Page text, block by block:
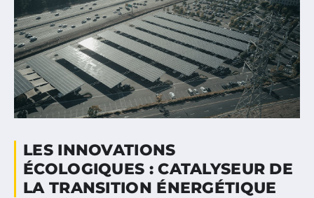
LES INNOVATIONS
ÉCOLOGIQUES : CATALYSEUR DE
LA TRANSITION ÉNERGÉTIQUE